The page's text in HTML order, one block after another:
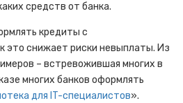
средств от банка.
кредиты с
это снижает риски невыплаты. Из
– встревожившая многих в
многих банков оформлять
для IT-специалистов».